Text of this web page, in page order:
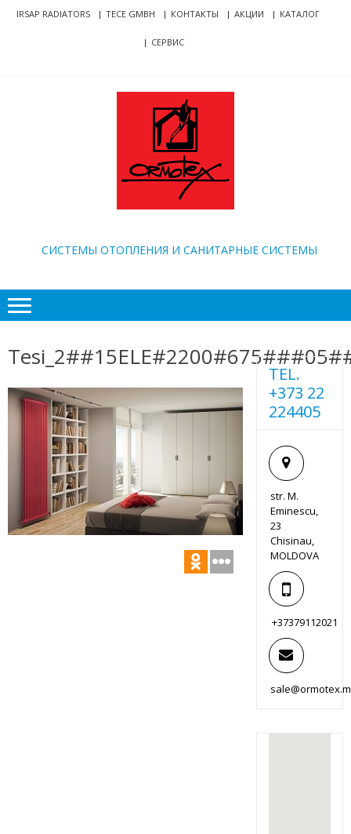
Skip
SkipIRSAP RADIATORS TECE GMBH КОНТАКТЫ АКЦИИ КАТАЛОГ
СЕРВИС
CИСТЕМЫ ОТОПЛЕНИЯ И САНИТАРНЫЕ СИСТЕМЫ
TEL.
+373 22
224405
str. M.
Eminescu,
23
Chisinau,
MOLDOVA
+37379112021